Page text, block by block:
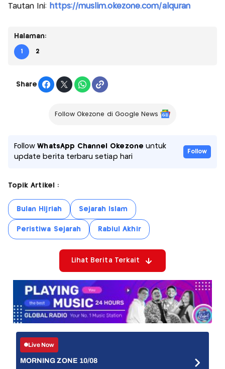
Tautan Ini: https://muslim.okezone.com/alquran
Halaman:
1 2
Share
Follow Okezone di Google News
FollowWhatsApp Channel Okezone untuk
update berita terbaru setiap hari
Follow
Topik Artikel :
Bulan Hijriah Sejarah Islam
Peristiwa Sejarah Rabiul Akhir
Lihat Berita Terkait
Live Now
MORNING ZONE 10/08